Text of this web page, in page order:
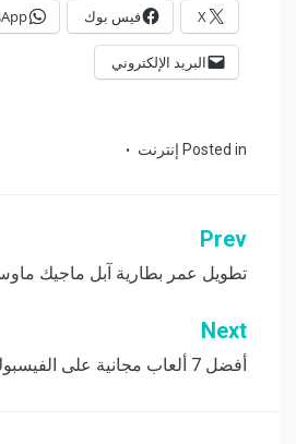
X فيس بوك
البريد الإلكتروني
Posted in إنترنت
تصفّح
المقالات
Prev
تطويل عمر بطارية آبل ماجيك
Next
أفضل 7 ألعاب مجانية على الفيسبوك